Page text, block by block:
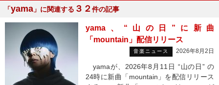
「yama 」に関連する ３２件の記事
yama、“山の日”に新曲
「mountain」配信リリース
音楽ニュース 2026年8月2日
yamaが、2026年8月11日 “山の日” の
24時に新曲「mountain」を配信リリース